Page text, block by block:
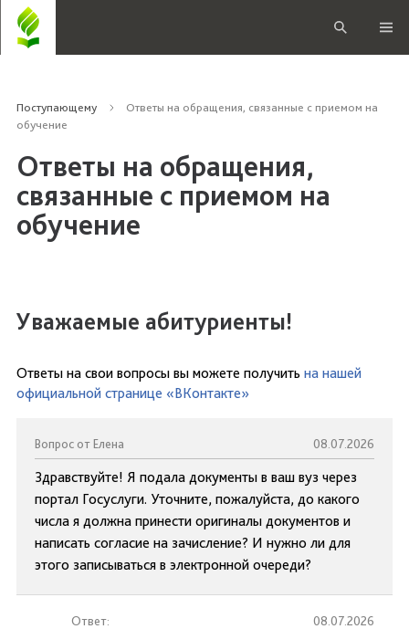
Поступающему
Ответы на обращения, связанные с приемом на
обучение
Ответы на обращения,
связанные с приемом на
обучение
Уважаемые абитуриенты!
Ответы на свои вопросы вы можете получить на нашей
официальной странице «ВКонтакте»
Вопрос от Елена 08.07.2026
Здравствуйте! Я подала документы в ваш вуз через
портал Госуслуги. Уточните, пожалуйста, до какого
числа я должна принести оригиналы документов и
написать согласие на зачисление? И нужно ли для
этого записываться в электронной очереди?
Ответ: 08.07.2026